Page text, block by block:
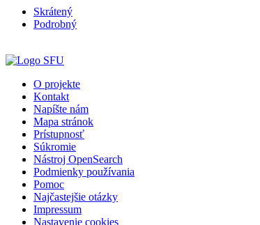
Skrátený
Podrobný
O projekte
Kontakt
Napíšte nám
Mapa stránok
Prístupnosť
Súkromie
Nástroj OpenSearch
Podmienky používania
Pomoc
Najčastejšie otázky
Impressum
Nastavenie cookies